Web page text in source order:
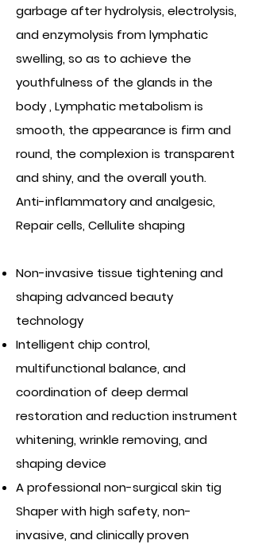
garbage after hydrolysis, electrolysis,
and enzymolysis from lymphatic
swelling, so as to achieve the
youthfulness of the glands in the
body , Lymphatic metabolism is
smooth, the appearance is firm and
round, the complexion is transparent
and shiny, and the overall youth.
Anti-inflammatory and analgesic,
Repair cells, Cellulite shaping
Non-invasive tissue tightening and
shaping advanced beauty
technology
Intelligent chip control,
multifunctional balance, and
coordination of deep dermal
restoration and reduction instrument
whitening, wrinkle removing, and
shaping device
A professional non-surgical skin tig
Shaper with high safety, non-
invasive, and clinically proven